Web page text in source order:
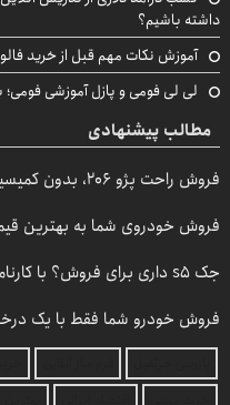
داشته باشیم؟
آموزش نکات مهم قبل از خرید
لی لی فومی و پازل آموزشی
مطالب پیشنهادی
فروش راحت پژو ۲۰6، بدون کمیسیون و دردسر
فروش خودروی شما به بهترین
جک s5 داری برای فروش؟ با کارنامه به بهترین قیمت بفروش!
فروش خودرو شما فقط با یک